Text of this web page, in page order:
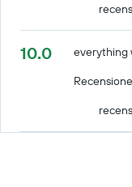
10.0
everything